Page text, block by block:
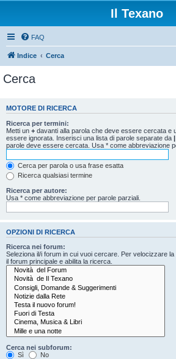
Il Texano
FAQ
Indice Cerca
Cerca
MOTORE DI RICERCA
Ricerca per termini:
Metti un + davanti alla parola che deve essere cercata e
essere ignorata. Inserisci una lista di parole separate da |
parole deve essere cercata. Usa * come abbreviazione
Cerca per parola o usa frase esatta
Ricerca qualsiasi termine
Ricerca per autore:
Usa * come abbreviazione per parole parziali.
OPZIONI DI RICERCA
Ricerca nei forum:
Seleziona il/i forum in cui vuoi cercare. Per velocizzare
il forum principale e abilita la ricerca.
Cerca nei subforum:
Sì
No